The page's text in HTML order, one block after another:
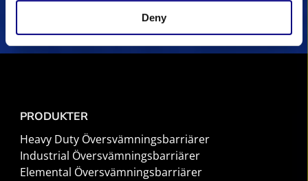
Deny
PRODUKTER
Heavy Duty Översvämningsbarriärer
Industrial Översvämningsbarriärer
Elemental Översvämningsbarriärer